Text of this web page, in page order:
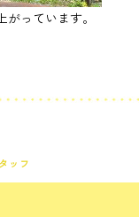
っています。
ッフ